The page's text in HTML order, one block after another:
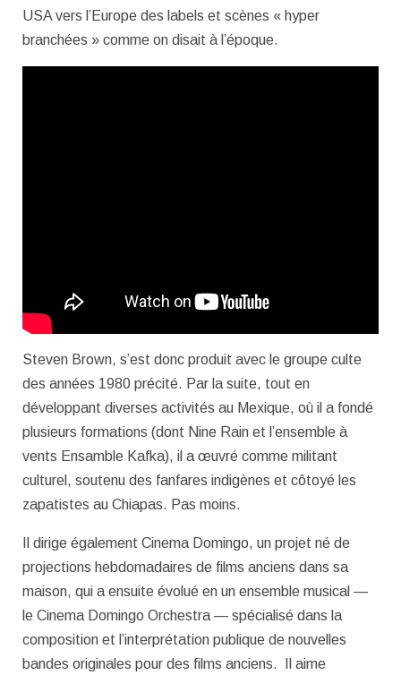
USA vers l’Europe des labels et scènes « hyper
branchées » comme on disait à l’époque.
Steven Brown, s’est donc produit avec le groupe culte
des années 1980 précité. Par la suite, tout en
développant diverses activités au Mexique, où il a fondé
plusieurs formations (dont Nine Rain et l’ensemble à
vents Ensamble Kafka), il a œuvré comme militant
culturel, soutenu des fanfares indigènes et côtoyé les
zapatistes au Chiapas. Pas moins.
Il dirige également Cinema Domingo, un projet né de
projections hebdomadaires de films anciens dans sa
maison, qui a ensuite évolué en un ensemble musical —
le Cinema Domingo Orchestra — spécialisé dans la
composition et l’interprétation publique de nouvelles
bandes originales pour des films anciens. Il aime